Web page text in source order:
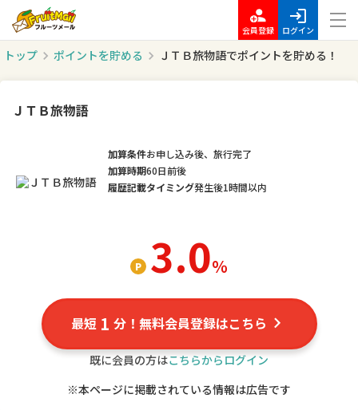
会員登録 ログイン
トップ ポイントを貯める ＪＴＢ旅物語でポイントを貯める！
ＪＴＢ旅物語
3.0％
加算条件お申し込み後、旅行完了
加算時期60日前後
履歴記載タイミング発生後1時間以内
最短 1 分！無料会員登録はこちら
既に会員の方はこちらからログイン
※本ページに掲載されている情報は広告です